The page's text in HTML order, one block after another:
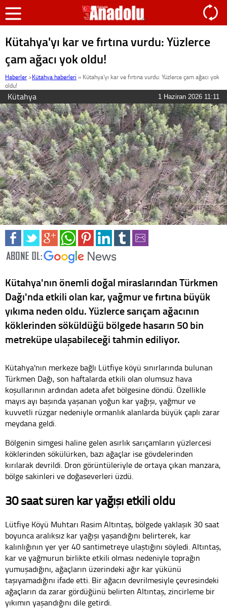
Kütahya'yı kar ve fırtına vurdu: Yüzlerce
çam ağacı yok oldu!
Haberler >Kütahya haberleri » Kütahya'yı kar ve fırtına vurdu: Yüzlerce çam ağacı yok
oldu!
Kütahya 1 Haziran 2026 11:11
Kütahya'nın önemli doğal miraslarından Türkmen
Dağı'nda etkili olan kar, yağmur ve fırtına büyük
yıkıma neden oldu. Yüzlerce sarıçam ağacının
köklerinden söküldüğü bölgede hasarın 50 bin
metreküpe ulaşabileceği tahmin ediliyor.
Kütahya'nın merkeze bağlı Lütfiye köyü sınırlarında bulunan
Türkmen Dağı, son haftalarda etkili olan olumsuz hava
koşullarının ardından adeta afet bölgesine döndü. Özellikle
mayıs ayı başında yaşanan yoğun kar yağışı, yağmur ve
kuvvetli rüzgar nedeniyle ormanlık alanlarda büyük çaplı zarar
meydana geldi.
Bölgenin simgesi haline gelen asırlık sarıçamların yüzlercesi
köklerinden sökülürken, bazı ağaçlar ise gövdelerinden
kırılarak devrildi. Dron görüntüleriyle de ortaya çıkan manzara,
bölge sakinleri ve doğaseverleri üzdü.
30 saat süren kar yağışı etkili oldu
Lütfiye Köyü Muhtarı Rasim Altıntaş, bölgede yaklaşık 30 saat
boyunca aralıksız kar yağışı yaşandığını belirterek, kar
kalınlığının yer yer 40 santimetreye ulaştığını söyledi. Altıntaş,
kar ve yağmurun birlikte etkili olması nedeniyle toprağın
yumuşadığını, ağaçların üzerindeki ağır kar yükünü
taşıyamadığını ifade etti. Bir ağacın devrilmesiyle çevresindeki
ağaçların da zarar gördüğünü belirten Altıntaş, zincirleme bir
yıkımın yaşandığını dile getirdi.